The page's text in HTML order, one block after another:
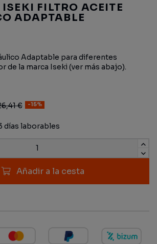
FILTRO ACEITE
ADAPTABLE
Adaptable para diferentes
de la marca Iseki (ver más abajo).
€ -15%
días laborables
Añadir a la cesta